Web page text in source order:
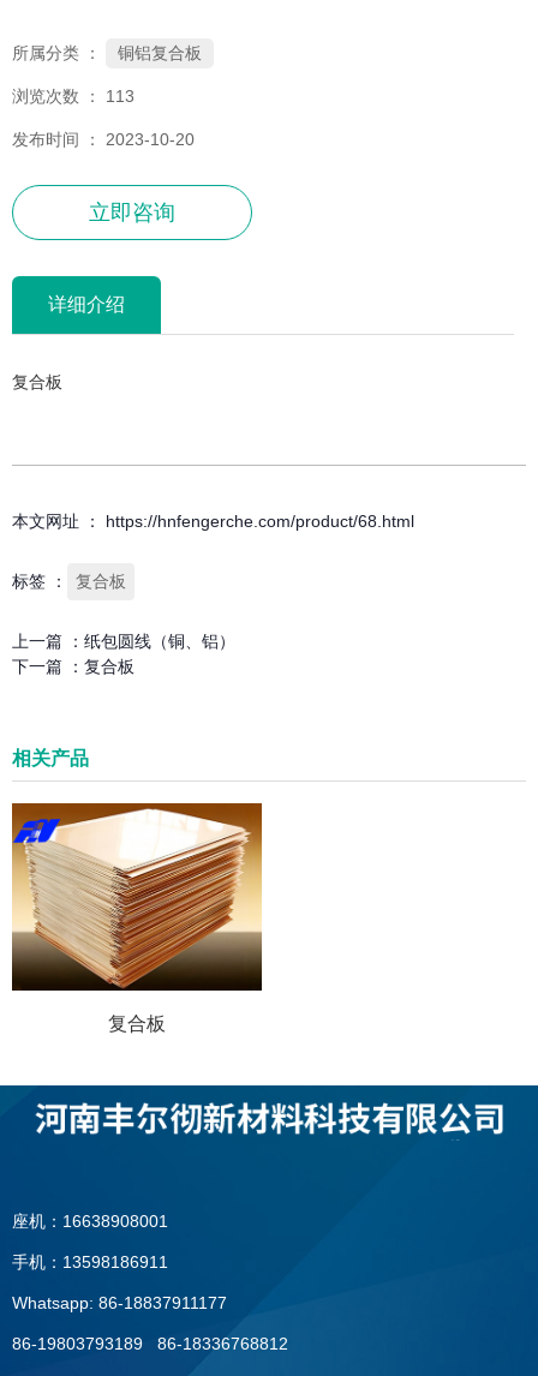
所属分类 ： 铜铝复合板
浏览次数 ： 113
发布时间 ： 2023-10-20
立即咨询
详细介绍
复合板
本文网址 ： https://hnfengerche.com/product/68.html
标签 ： 复合板
上一篇 ： 纸包圆线（铜、铝）
下一篇 ： 复合板
相关产品
复合板
座机：16638908001
手机：13598186911
Whatsapp: 86-18837911177
86-19803793189 86-18336768812